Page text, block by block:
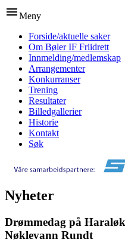
menuMeny
Forside/aktuelle saker
Om Bøler IF Friidrett
Innmelding/medlemskap
Arrangementer
Konkurranser
Trening
Resultater
Billedgallerier
Historie
Kontakt
Søk
Nyheter
Drømmedag på
Nøklevann Rundt